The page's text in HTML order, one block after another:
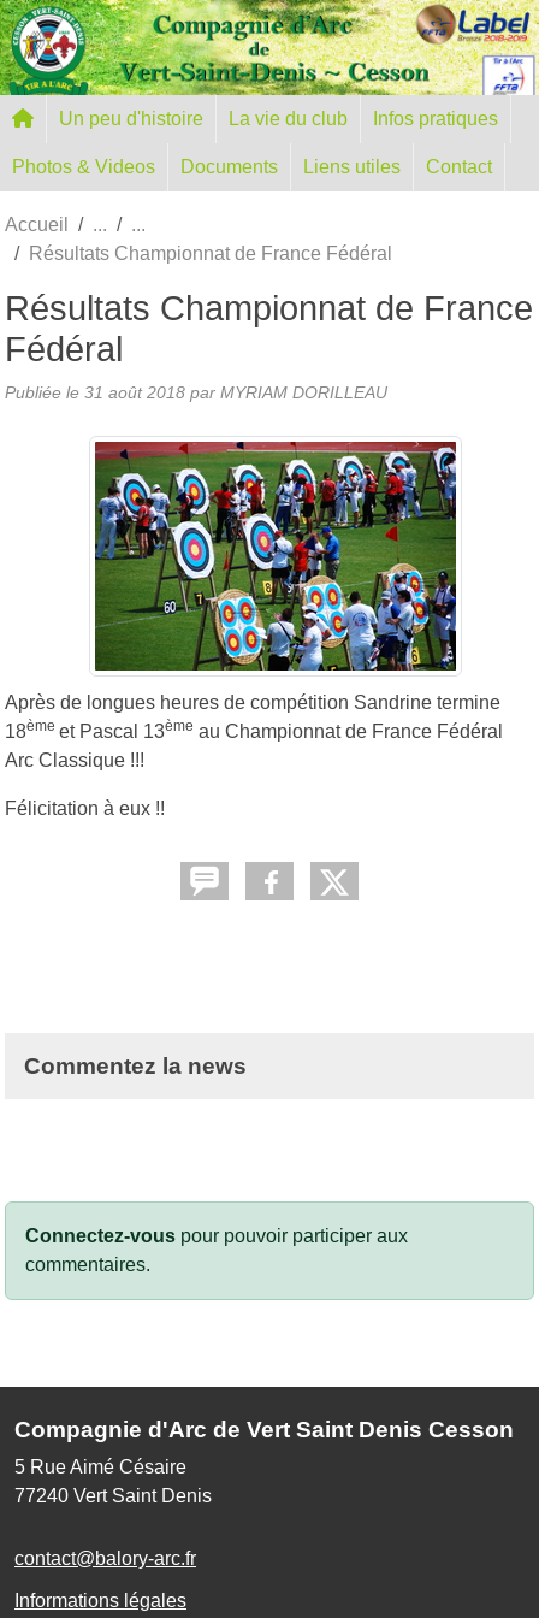
Un peu d'histoire La vie du club Infos pratiques
Photos & Videos Documents Liens utiles Contact
Accueil
Résultats Championnat de France Fédéral
Résultats Championnat de France
Fédéral
Publiée le 31 août 2018 par MYRIAM DORILLEAU
Après de longues heures de compétition Sandrine termine
18ème et Pascal 13ème au Championnat de France Fédéral
Arc Classique !!!
Félicitation à eux !!
Commentez la news
Connectez-vous pour pouvoir participer aux
commentaires.
Compagnie d'Arc de Vert Saint Denis Cesson
5 Rue Aimé Césaire
77240 Vert Saint Denis
contact@balory-arc.fr
Informations légales
Panneau de gestion des cookies